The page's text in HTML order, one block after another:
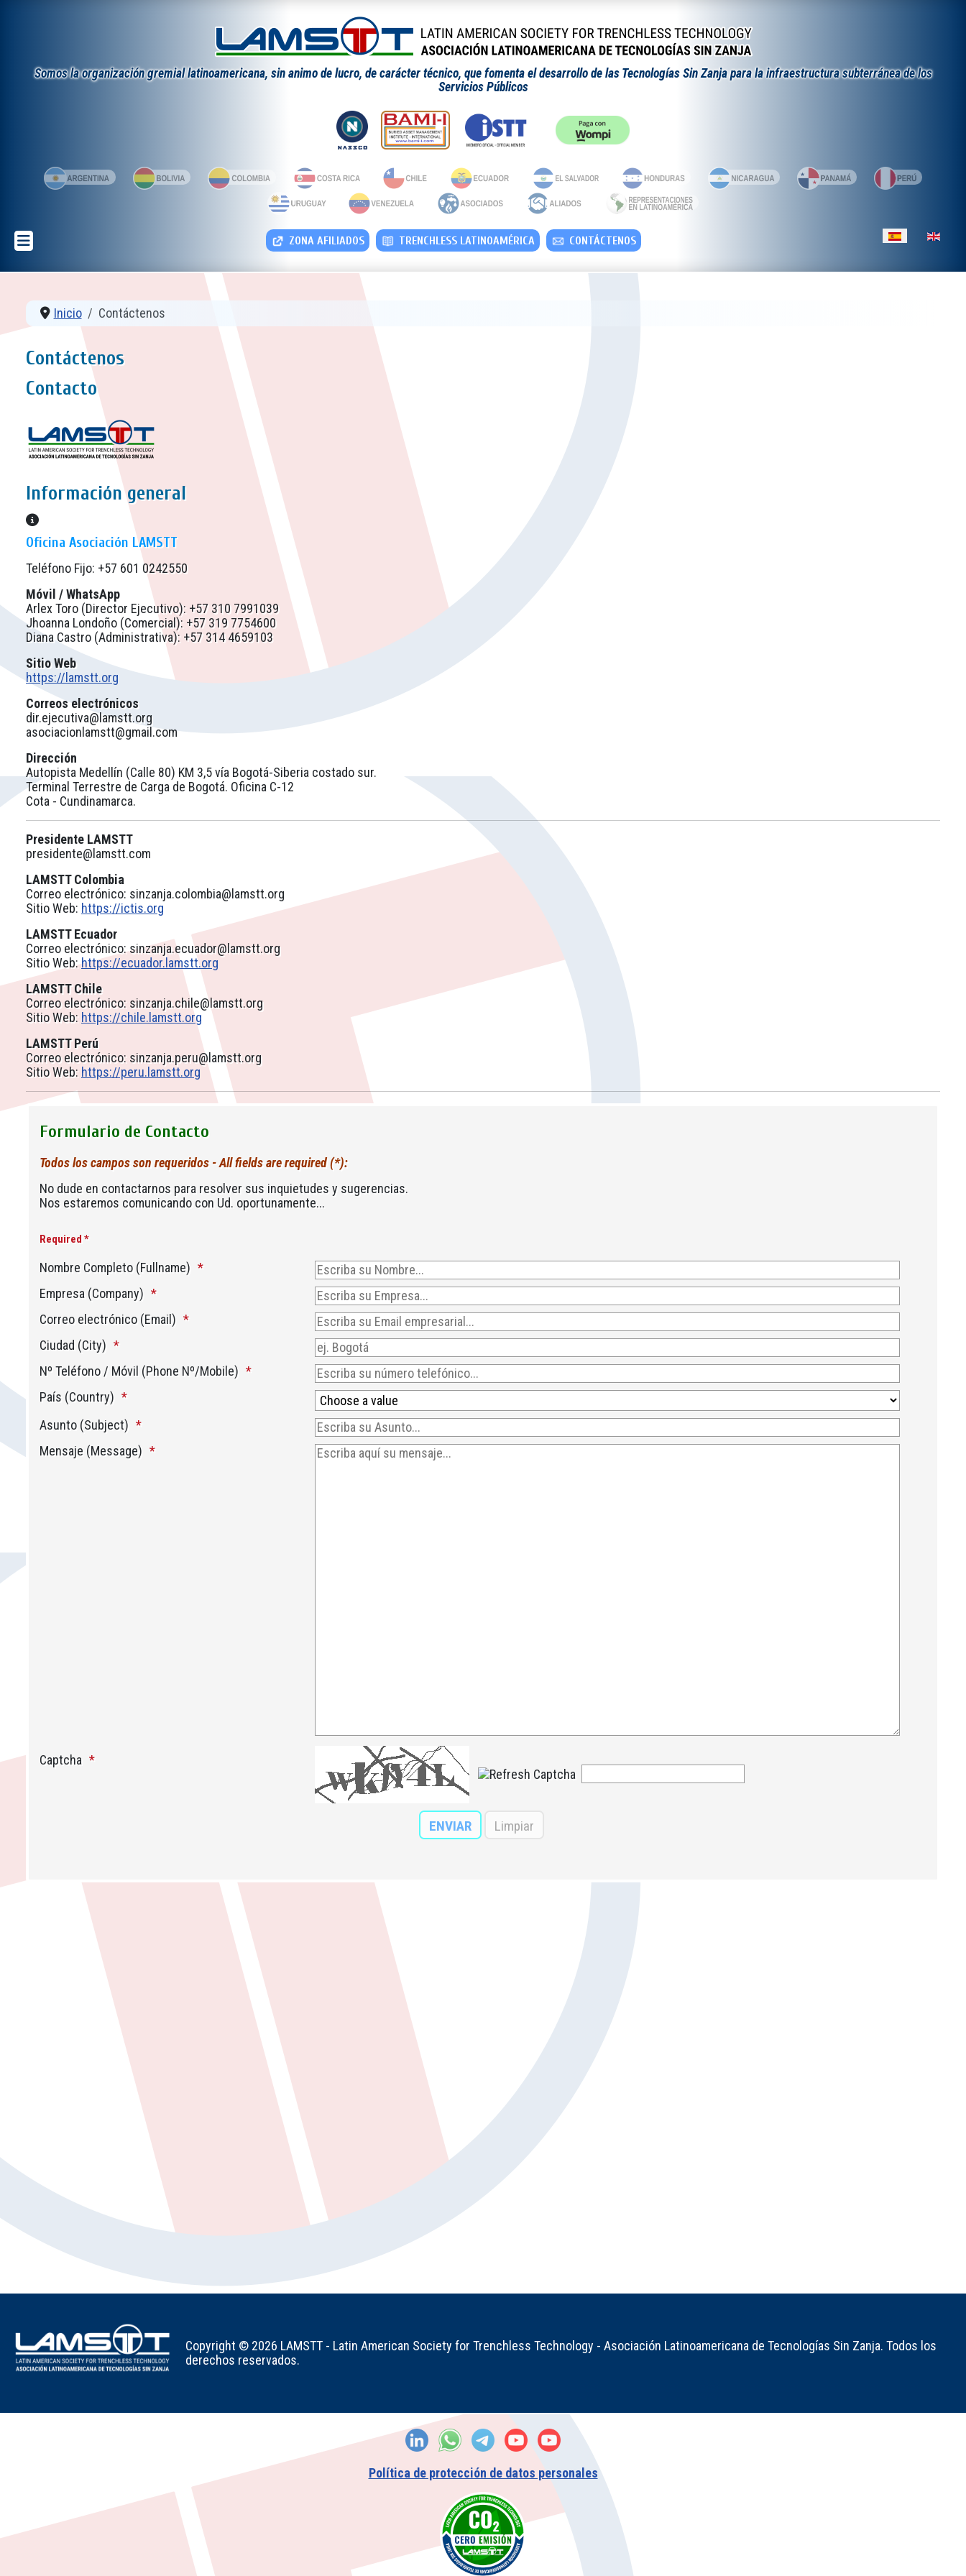
Somos la organización gremial latinoamericana, sin animo de lucro, de carácter técnico, que fomenta el desarrollo de las Tecnologías Sin Zanja para la infraestructura subterránea de los
Servicios Públicos
ZONA AFILIADOS TRENCHLESS LATINOAMÉRICA CONTÁCTENOS Seleccione su
Inicio Contáctenos
Contáctenos
Contacto
Información general
Información general
Oficina Asociación LAMSTT
Teléfono Fijo: +57 601 0242550
Móvil / WhatsApp
Arlex Toro (Director Ejecutivo): +57 310 7991039
Jhoanna Londoño (Comercial): +57 319 7754600
Diana Castro (Administrativa): +57 314 4659103
Sitio Web
https://lamstt.org
Correos electrónicos
dir.ejecutiva@lamstt.org
asociacionlamstt@gmail.com
Dirección
Autopista Medellín (Calle 80) KM 3,5 vía Bogotá-Siberia costado sur.
Terminal Terrestre de Carga de Bogotá. Oficina C-12
Cota - Cundinamarca.
Presidente LAMSTT
presidente@lamstt.com
LAMSTT Colombia
Correo electrónico: sinzanja.colombia@lamstt.org
Sitio Web: https://ictis.org
LAMSTT Ecuador
Correo electrónico:sinzanja.ecuador@lamstt.org
Sitio Web:https://ecuador.lamstt.org
LAMSTT Chile
Correo electrónico: sinzanja.chile@lamstt.org
Sitio Web: https://chile.lamstt.org
LAMSTT Perú
Correo electrónico: sinzanja.peru@lamstt.org
Sitio Web: https://peru.lamstt.org
Formulario de Contacto
Todos los campos son requeridos - All fields are required (*):
No dude en contactarnos para resolver sus inquietudes y sugerencias.
Nos estaremos comunicando con Ud. oportunamente...
Required *
Nombre Completo (Fullname)
Empresa (Company)
Correo electrónico (Email)
Ciudad (City)
Nº Teléfono / Móvil (Phone Nº/Mobile)
País (Country)
Asunto (Subject)
Mensaje (Message)
Captcha
Copyright © 2026 LAMSTT - Latin American Society for Trenchless Technology - Asociación Latinoamericana de Tecnologías Sin Zanja. Todos los
derechos reservados.
Política de protección de datos personales